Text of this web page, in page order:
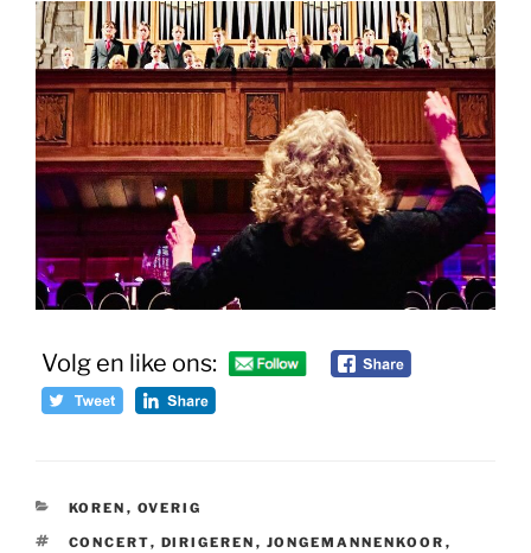
Volg en like ons:
CATEGORIEËN
KOREN , OVERIG
TAGS
CONCERT, DIRIGEREN , JONGEMANNENKOOR ,